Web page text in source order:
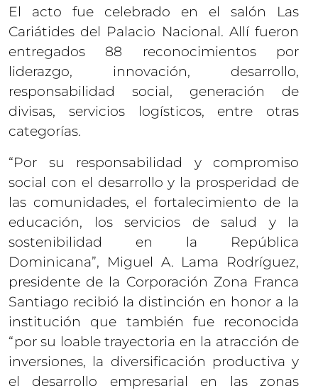
El acto fue celebrado en el salón Las
Cariátides del Palacio Nacional. Allí fueron
entregados 88 reconocimientos por
liderazgo, innovación, desarrollo,
responsabilidad social, generación de
divisas, servicios logísticos, entre otras
categorías.
“Por su responsabilidad y compromiso
social con el desarrollo y la prosperidad de
las comunidades, el fortalecimiento de la
educación, los servicios de salud y la
sostenibilidad en la República
Dominicana”, Miguel A. Lama Rodríguez,
presidente de la Corporación Zona Franca
Santiago recibió la distinción en honor a la
institución que también fue reconocida
“por su loable trayectoria en la atracción de
inversiones, la diversificación productiva y
el desarrollo empresarial en las zonas